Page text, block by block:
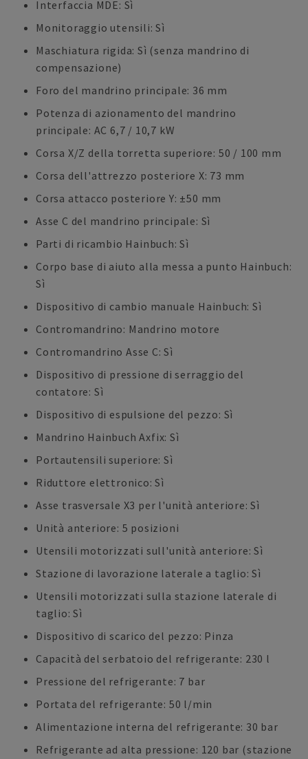
Interfaccia MDE: Sì
Monitoraggio utensili: Sì
Maschiatura rigida: Sì (senza mandrino di
compensazione)
Foro del mandrino principale: 36 mm
Potenza di azionamento del mandrino
principale: AC 6,7 / 10,7 kW
Corsa X/Z della torretta superiore: 50 / 100 mm
Corsa dell'attrezzo posteriore X: 73 mm
Corsa attacco posteriore Y: ±50 mm
Asse C del mandrino principale: Sì
Parti di ricambio Hainbuch: Sì
Corpo base di aiuto alla messa a punto Hainbuch:
Sì
Dispositivo di cambio manuale Hainbuch: Sì
Contromandrino: Mandrino motore
Contromandrino Asse C: Sì
Dispositivo di pressione di serraggio del
contatore: Sì
Dispositivo di espulsione del pezzo: Sì
Mandrino Hainbuch Axfix: Sì
Portautensili superiore: Sì
Riduttore elettronico: Sì
Asse trasversale X3 per l'unità anteriore: Sì
Unità anteriore: 5 posizioni
Utensili motorizzati sull'unità anteriore: Sì
Stazione di lavorazione laterale a taglio: Sì
Utensili motorizzati sulla stazione laterale di
taglio: Sì
Dispositivo di scarico del pezzo: Pinza
Capacità del serbatoio del refrigerante: 230 l
Pressione del refrigerante: 7 bar
Portata del refrigerante: 50 l/min
Alimentazione interna del refrigerante: 30 bar
Refrigerante ad alta pressione: 120 bar (stazione